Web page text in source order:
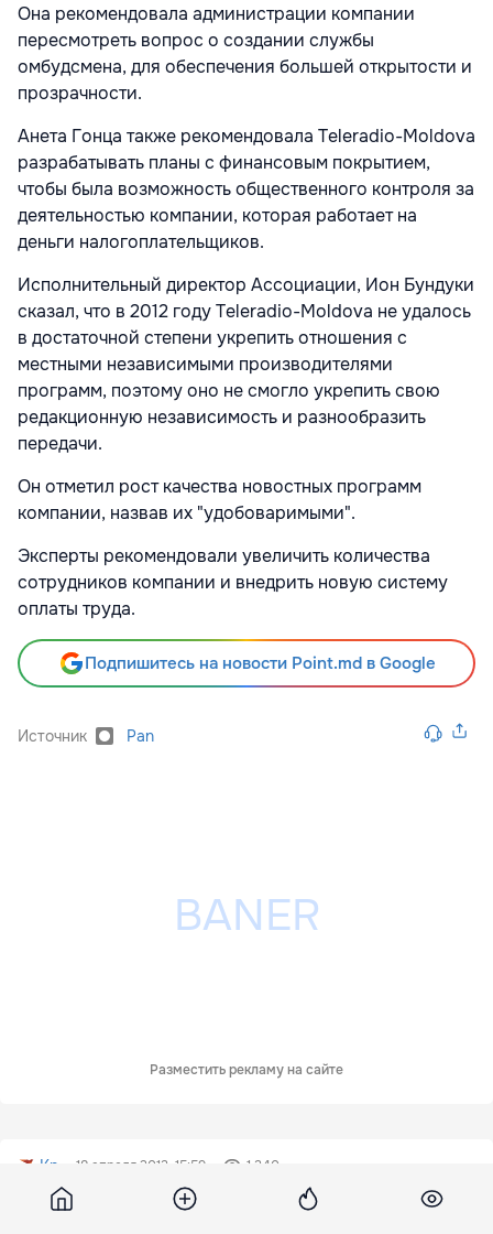
Она рекомендовала администрации компании
пересмотреть вопрос о создании службы
омбудсмена, для обеспечения большей открытости и
прозрачности.
Анета Гонца также рекомендовала Тeleradio-Мoldova
разрабатывать планы с финансовым покрытием,
чтобы была возможность общественного контроля за
деятельностью компании, которая работает на
деньги налогоплательщиков.
Исполнительный директор Ассоциации, Ион Бундуки
сказал, что в 2012 году Тeleradio-Мoldova не удалось
в достаточной степени укрепить отношения с
местными независимыми производителями
программ, поэтому оно не смогло укрепить свою
редакционную независимость и разнообразить
передачи.
Он отметил рост качества новостных программ
компании, назвав их "удобоваримыми".
Эксперты рекомендовали увеличить количества
сотрудников компании и внедрить новую систему
оплаты труда.
Подпишитесь на новости Point.md в Google
Источник Pan
Разместить рекламу на сайте
Kp 18 апреля 2013, 15:59 1 340
Таможенная служба продлила